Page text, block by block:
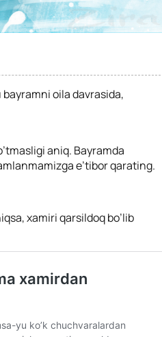
bayramni oila davrasida,
aniq. Bayramda
e’tibor qarating.
xamiri qarsildoq bo’lib